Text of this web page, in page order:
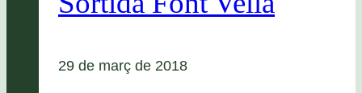
29 de març de 2018